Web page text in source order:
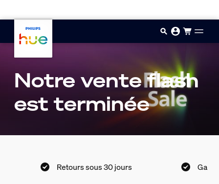
Notre vente flash
est terminée
Retours sous 30 jours